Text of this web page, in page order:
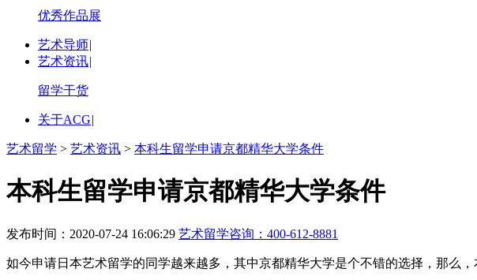
优秀作品展
艺术导师|
艺术资讯|
留学干货
关于ACG|
艺术留学 > 艺术资讯 > 本科生留学申请京都精华大学条件
本科生留学申请京都精华大学条件
发布时间：2020-07-24 16:06:29 艺术留学咨询： 400-612-8881
如今申请日本艺术留学的同学越来越多，其中京都精华大学是个不错的选择，那么